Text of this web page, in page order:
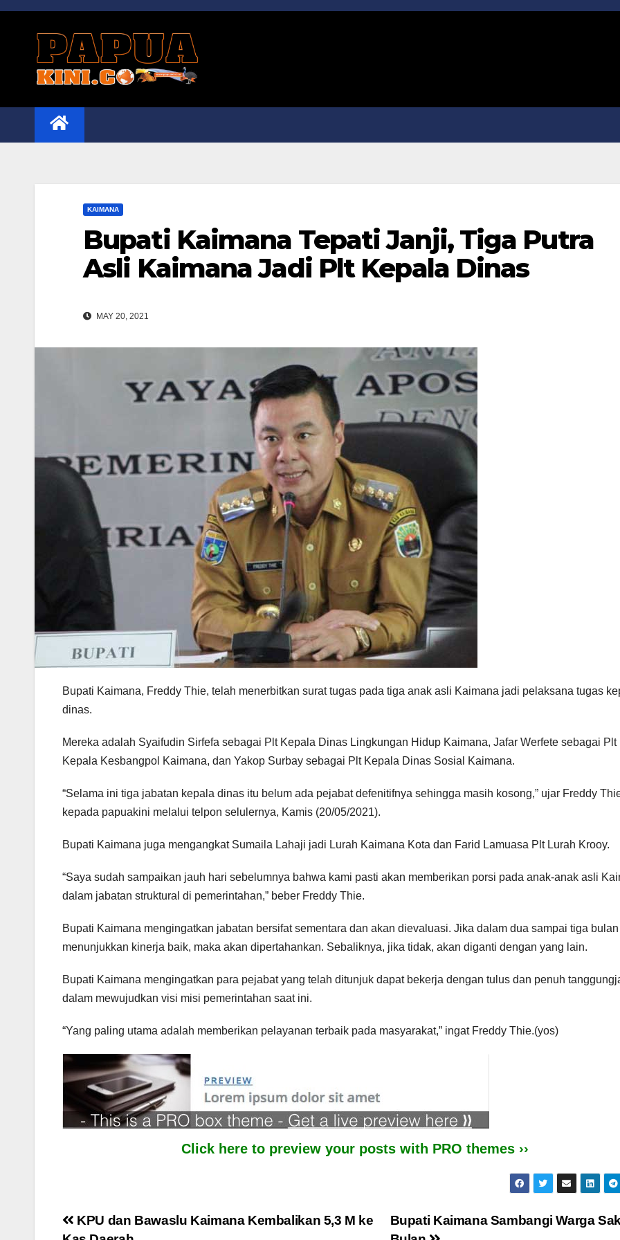
Skip
KAIMANA
Bupati Kaimana Tepati Janji, Tiga Putra
Asli Kaimana Jadi Plt Kepala Dinas
MAY 20, 2021
Bupati Kaimana, Freddy Thie, telah menerbitkan surat tugas pada tiga anak asli Kaimana jadi pelaksana tugas
dinas.
Mereka adalah Syaifudin Sirfefa sebagai Plt Kepala Dinas Lingkungan Hidup Kaimana, Jafar Werfete sebagai Plt
Kepala Kesbangpol Kaimana, dan Yakop Surbay sebagai Plt Kepala Dinas Sosial Kaimana.
“Selama ini tiga jabatan kepala dinas itu belum ada pejabat defenitifnya sehingga masih kosong,” ujar Freddy
kepada papuakini melalui telpon selulernya, Kamis (20/05/2021).
Bupati Kaimana juga mengangkat Sumaila Lahaji jadi Lurah Kaimana Kota dan Farid Lamuasa Plt Lurah Krooy.
“Saya sudah sampaikan jauh hari sebelumnya bahwa kami pasti akan memberikan porsi pada anak-anak asli
dalam jabatan struktural di pemerintahan,” beber Freddy Thie.
Bupati Kaimana mengingatkan jabatan bersifat sementara dan akan dievaluasi. Jika dalam dua sampai tiga bulan
menunjukkan kinerja baik, maka akan dipertahankan. Sebaliknya, jika tidak, akan diganti dengan yang lain.
Bupati Kaimana mengingatkan para pejabat yang telah ditunjuk dapat bekerja dengan tulus dan penuh
dalam mewujudkan visi misi pemerintahan saat ini.
“Yang paling utama adalah memberikan pelayanan terbaik pada masyarakat,” ingat Freddy Thie.(yos)
Click here to preview your posts with PRO themes ››
Post
Bupati Kaimana Sambangi Warga
KPU dan Bawaslu Kaimana Kembalikan 5,3 M ke